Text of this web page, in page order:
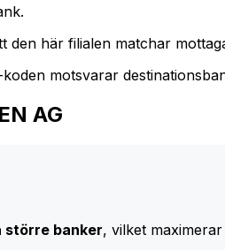
den här filialen matchar
motsvarar
AG
banker, vilket